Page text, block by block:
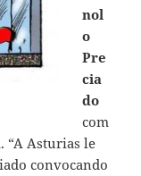
nol
o
Pre
cia
do
com
. “A Asturias le
convocando